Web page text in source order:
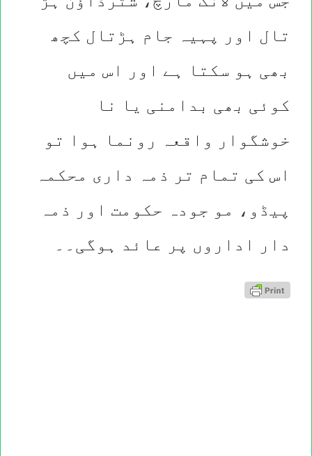
تال اور پہیہ جام ہڑتال کچھ
بھی ہو سکتا ہے اور اس میں
کوئی بھی بدامنی یا نا
خوشگوار واقعہ رونما ہوا تو
اس کی تمام تر ذمہ داری محکمہ
پیڈو، مو جودہ حکومت اور ذمہ
دار اداروں پر عائد ہوگی۔ ۔